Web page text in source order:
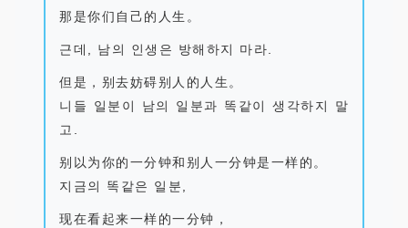
那是你们自己的人生。
근데 남의 인생은 방해하지 마라
但是，别去妨碍别人的人生。
니들 일분이 남의 일분과 똑같이 생각하지 말
고
别以为你的一分钟和别人一分钟是一样的。
지금의 똑같은 일분
现在看起来一样的一分钟，